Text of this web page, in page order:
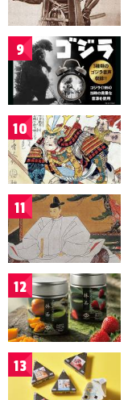
9
10
11
12
13